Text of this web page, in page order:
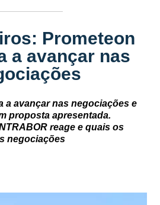
Prometeon
a avançar nas
a avançar nas negociações e
proposta apresentada.
reage e quais os
negociações